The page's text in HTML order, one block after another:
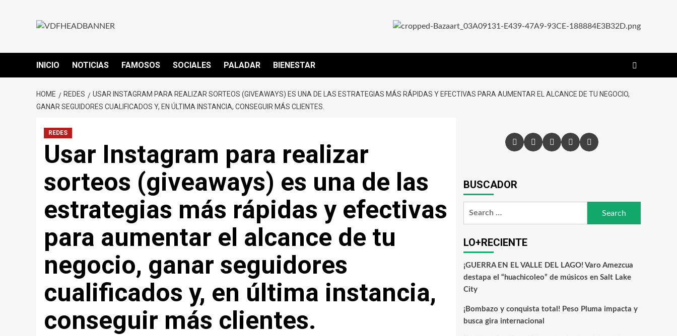
INICIO NOTICIAS FAMOSOS SOCIALES PALADAR BIENESTAR
HOME REDES
USAR INSTAGRAM PARA REALIZAR SORTEOS (GIVEAWAYS) ES UNA DE LAS ESTRATEGIAS MÁS RÁPIDAS Y EFECTIVAS PARA AUMENTAR EL ALCANCE DE TU NEGOCIO,
GANAR SEGUIDORES CUALIFICADOS Y, EN ÚLTIMA INSTANCIA, CONSEGUIR MÁS CLIENTES.
REDES
Usar Instagram para realizar
sorteos (giveaways) es una de las
estrategias más rápidas y efectivas
para aumentar el alcance de tu
negocio, ganar seguidores
cualificados y, en última instancia,
conseguir más clientes.
BUSCADOR
LO+RECIENTE
¡GUERRA EN EL VALLE DEL LAGO! Varo Amezcua
destapa el “huachicoleo” de músicos en Salt Lake
City
¡Bombazo y conquista total! Peso Pluma impacta y
busca gira internacional